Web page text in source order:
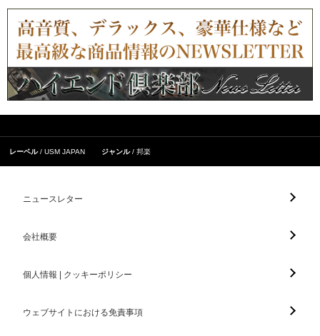
レーベル USM JAPAN ジャンル 邦楽
ニュースレター
会社概要
個人情報 | クッキーポリシー
ウェブサイトにおける免責事項